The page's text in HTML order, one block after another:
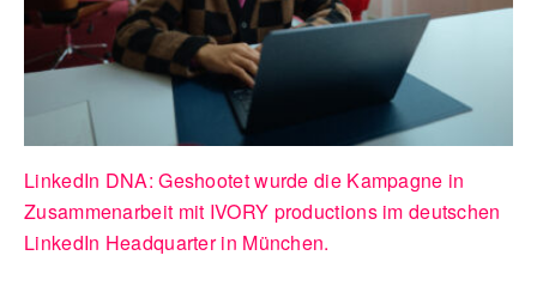
LinkedIn DNA: Geshootet wurde die Kampagne in
Zusammenarbeit mit IVORY productions im deutschen
LinkedIn Headquarter in München.